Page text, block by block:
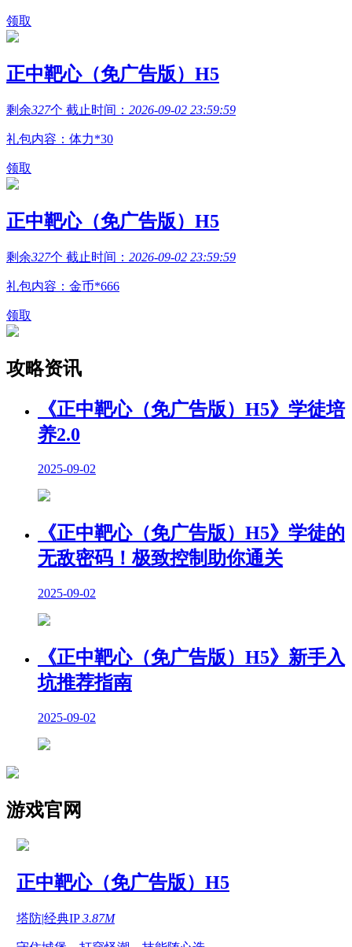
领取
正中靶心（免广告版）H5
剩余327个 截止时间： 2026-09-02 23:59:59
礼包内容：体力*30
领取
正中靶心（免广告版）H5
剩余327个 截止时间： 2026-09-02 23:59:59
礼包内容：金币*666
领取
攻略资讯
《正中靶心（免广告版）H5》学徒培
养2.0
2025-09-02
《正中靶心（免广告版）H5》学徒的
无敌密码！极致控制助你通关
2025-09-02
《正中靶心（免广告版）H5》新手入
坑推荐指南
2025-09-02
游戏官网
正中靶心（免广告版）H5
塔防|经典IP3.87M